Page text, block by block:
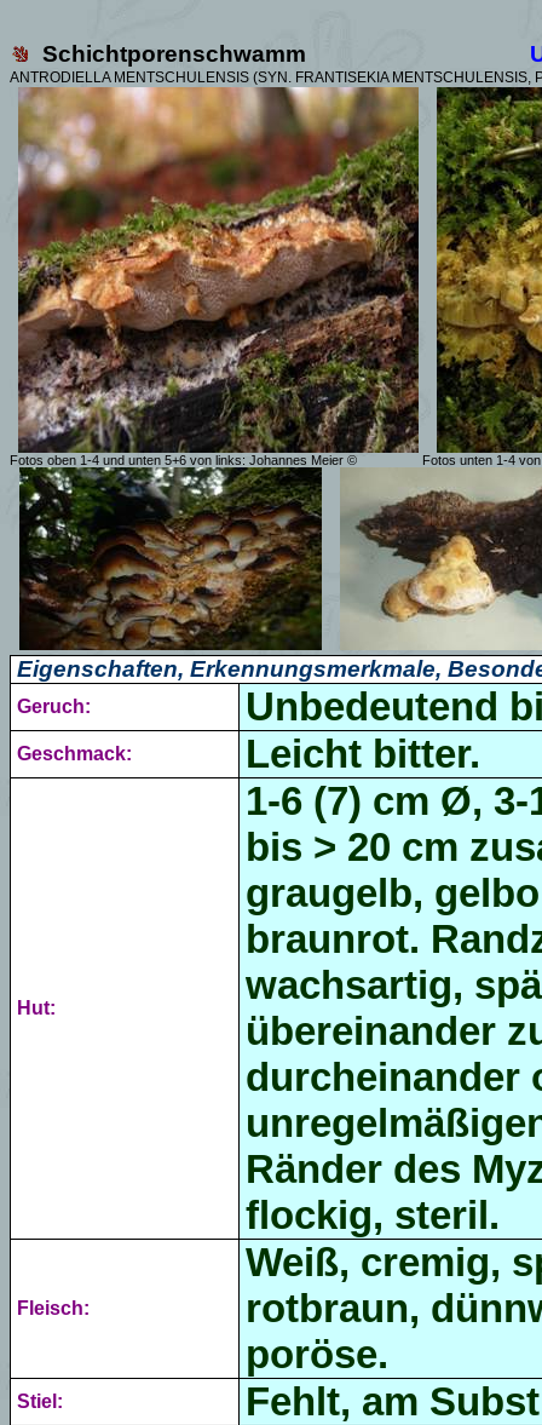
Schichtporenschwamm
ANTRODIELLA MENTSCHULENSIS (SYN. FRANTISEKIA MENTSCHULENSIS,
Fotos oben 1-4 und unten 5+6 von links: Johannes Meier © Fotos unten 1-4
Eigenschaften, Erkennungsmerkmale,
Geruch: Unbedeutend
Geschmack: Leicht bitter.
Hut:
1-6 (7) cm Ø, 3-
bis > 20 cm
graugelb,
braunrot.
wachsartig,
übereinander
durcheinander
Ränder des
flockig, steril.
Fleisch:
Weiß, cremig,
rotbraun,
poröse.
Stiel: Fehlt, am